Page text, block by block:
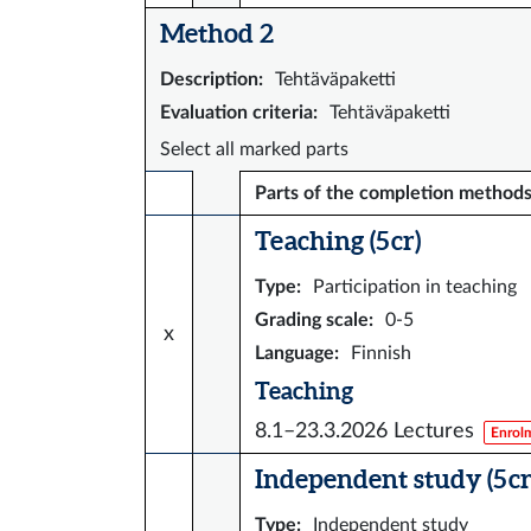
Method 2
Description:
Tehtäväpaketti
Evaluation criteria:
Tehtäväpaketti
Select all marked parts
Parts of the completion methods
x
Teaching (5 cr)
Type:
Participation in teaching
Grading scale:
0-5
Language: Finnish
Teaching
8.1–23.3.2026 Lectures
Independent study (5
Type: Independent study